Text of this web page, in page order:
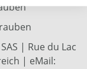
| Rue du Lac
| eMail: